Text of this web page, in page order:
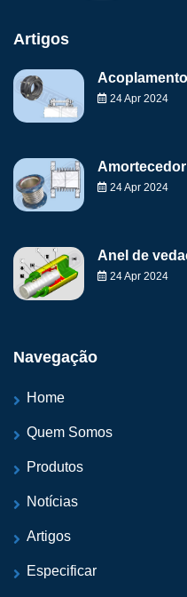
Artigos
24 Apr 2024
24 Apr 2024
Anel de
24 Apr 2024
Navegação
Home
Quem Somos
Produtos
Notícias
Artigos
Especificar